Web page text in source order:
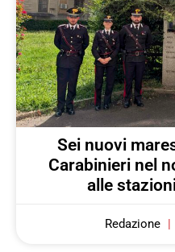
Sei nuovi
Carabinieri nel
alle
Redazione